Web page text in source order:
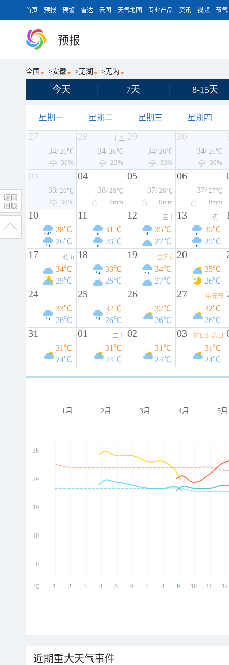
首页 预报 预警 雷达 云图 天气地图 专业产品 资讯 视频 节气
预报
全国 >安徽 >芜湖 >无为
今天 7天 8-15天
星期一 星期二 星期三 星期四
27
34/ 26℃
30%
28 十五
34/ 26℃
23%
29
34/ 26℃
33%
30
34/ 26℃
30%
03
33/ 26℃
30%
04
38/ 28℃
0mm
05
37/ 28℃
0mm
06
37/ 27℃
0mm
10
28℃
26℃
11
31℃
26℃
12 三十
35℃
27℃
13 初一
35℃
25℃
17 初五
34℃
25℃
18
33℃
26℃
19 七夕节
34℃
27℃
20
35℃
26℃
24
33℃
26℃
25
32℃
26℃
26
32℃
26℃
27 中元节
32℃
26℃
31
31℃
24℃
01 二十
31℃
24℃
02
31℃
24℃
03 抗日纪念日
31℃
24℃
1月 2月 3月 4月 5月
38
29
19
10
0
1 2 3 4 5 6 7 8 9 10 11 12
℃
近期重大天气事件